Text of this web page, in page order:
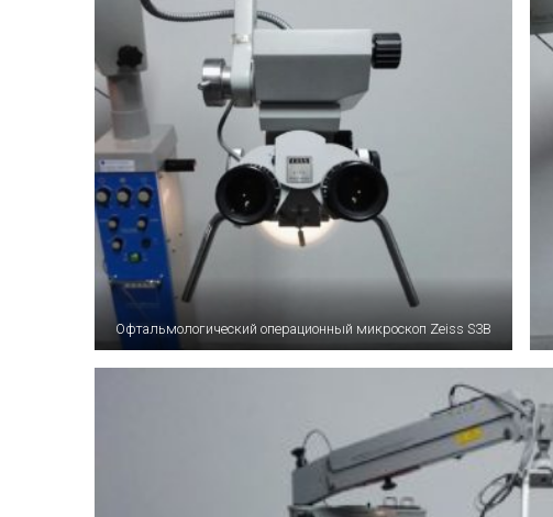
Офтальмологический операционный микроскоп Zeiss S3В